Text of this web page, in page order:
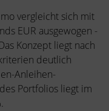
vergleicht sich mit
EUR ausgewogen -
Konzept liegt nach
deutlich
Anleihen-
Portfolios liegt im